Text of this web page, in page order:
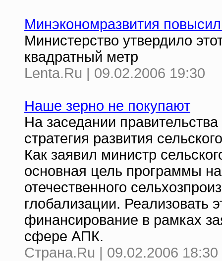
Минэкономразвития
Министерство утвердило
квадратный метр
Lenta.Ru | 09.02.2006 19:30
Наше зерно не покупают
На заседании
стратегия развития
Как заявил министр
основная цель программы
отечественного
глобализации. Реализовать
финансирование в рамках
сфере АПК.
Страна.Ru | 09.02.2006 18:30